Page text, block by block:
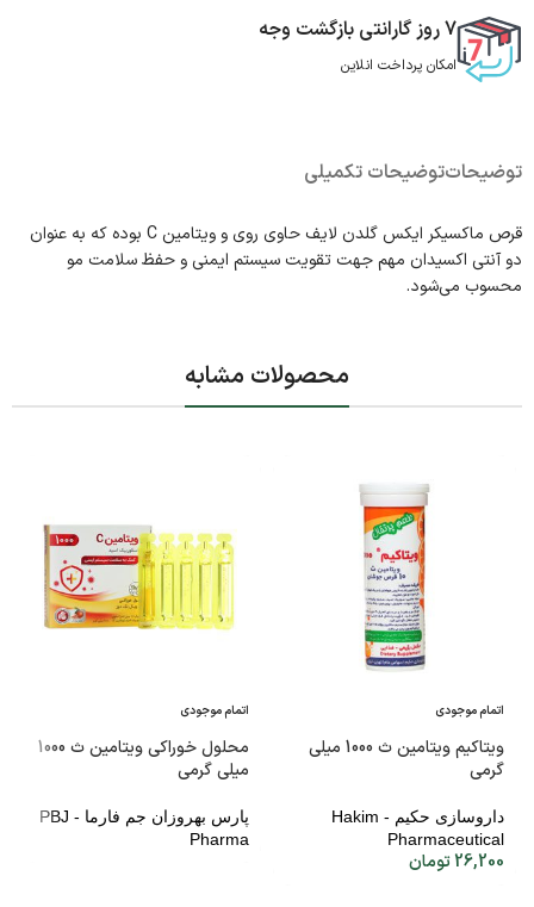
7 روز گارانتی بازگشت وجه
امکان پرداخت انلاین
توضیحاتتوضیحات تکمیلی
قرص ماکسیکر ایکس گلدن لایف حاوی روی و ویتامین C بوده که به عنوان
دو آنتی اکسیدان مهم جهت تقویت سیستم ایمنی و حفظ سلامت مو
محسوب می‌شود.
محصولات مشابه
اتمام موجودی
ویتاکیم ویتامین ث 1000 میلی
گرمی
داروسازی حکیم - Hakim
Pharmaceutical
26,200تومان
اتمام موجودی
محلول خوراکی ویتامین ث 1000
میلی گرمی
پارس بهروزان جم فارما - PBJ
Pharma